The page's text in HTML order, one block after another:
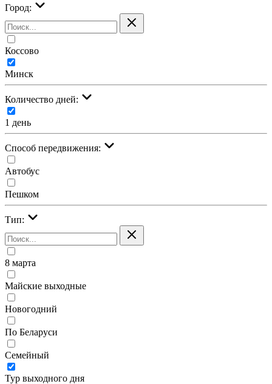
Город:
Коссово
Минск
Количество дней:
1 день
Cпособ передвижения:
Автобус
Пешком
Тип:
8 марта
Майские выходные
Новогодний
По Беларуси
Семейный
Тур выходного дня